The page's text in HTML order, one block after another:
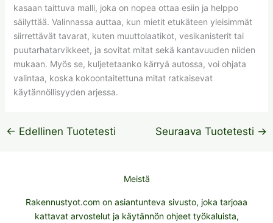
kasaan taittuva malli, joka on nopea ottaa esiin ja helppo
säilyttää. Valinnassa auttaa, kun mietit etukäteen yleisimmät
siirrettävät tavarat, kuten muuttolaatikot, vesikanisterit tai
puutarhatarvikkeet, ja sovitat mitat sekä kantavuuden niiden
mukaan. Myös se, kuljetetaanko kärryä autossa, voi ohjata
valintaa, koska kokoontaitettuna mitat ratkaisevat
käytännöllisyyden arjessa.
← Edellinen Tuotetesti Seuraava Tuotetesti →
Meistä
Rakennustyot.com on asiantunteva sivusto, joka tarjoaa
kattavat arvostelut ja käytännön ohjeet työkaluista,